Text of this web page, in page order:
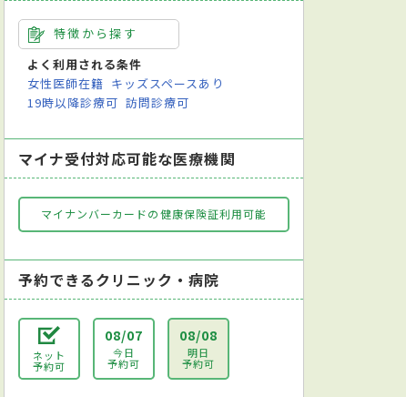
特徴から探す
よく利用される条件
女性医師在籍 キッズスペースあり
19時以降診療可 訪問診療可
マイナ受付対応可能な医療機関
マイナンバーカードの健康保険証利用可能
予約できるクリニック・病院
ネット
予約可
08/07
今日
予約可
08/08
明日
予約可